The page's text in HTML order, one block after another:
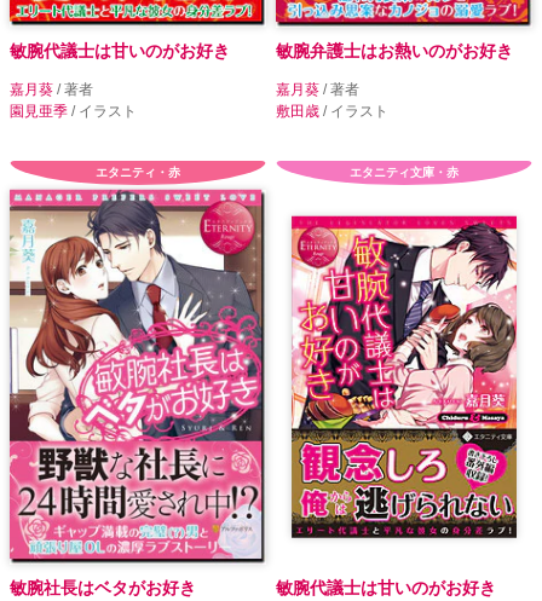
敏腕代議士は甘いのがお好き
嘉月葵 / 著者
園見亜季 / イラスト
敏腕弁護士はお熱いのがお好き
嘉月葵 / 著者
敷田歳 / イラスト
エタニティ・赤
敏腕社長はベタがお好き
エタニティ文庫・赤
敏腕代議士は甘いのがお好き